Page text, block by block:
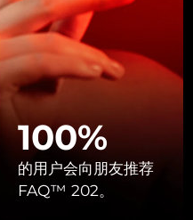
100%
的用户会向朋友推荐
FAQ™ 202。
Max
hair removal device
身体护理
toning
brush
plus
therapy
眼部护理
& lips
smoothing device
预计送达日期10/8/26
预计送达日期14/8/26
预计送达日期
预计送达日期
预计送达日期10/8/26